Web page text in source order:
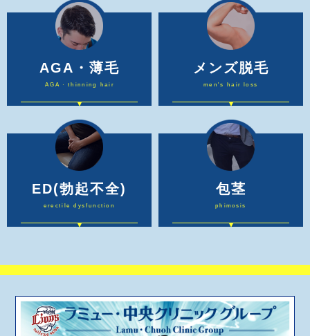
AGA・薄毛
AGA · thinning hair
メンズ脱毛
men's hair loss
ED(勃起不全)
erectile dysfunction
包茎
phimosis